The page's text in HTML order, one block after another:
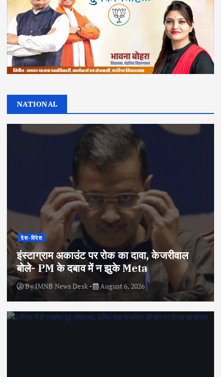
NATIONAL
देश-विदेश
इंस्टाग्राम अकाउंट पर रोक का दावा, केजरीवाल
बोले- PM के दबाव में न झुके Meta
ByIMNB News Desk August 6, 2026